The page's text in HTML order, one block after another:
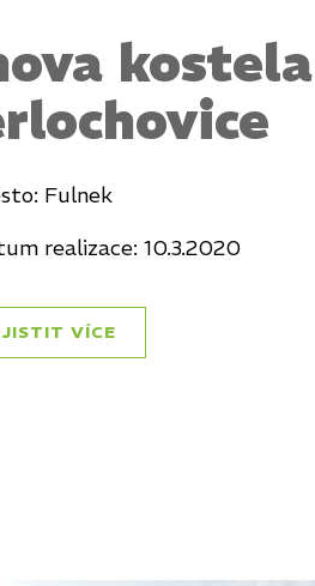
Fulnek
realizace: 10.3.2020
VÍCE